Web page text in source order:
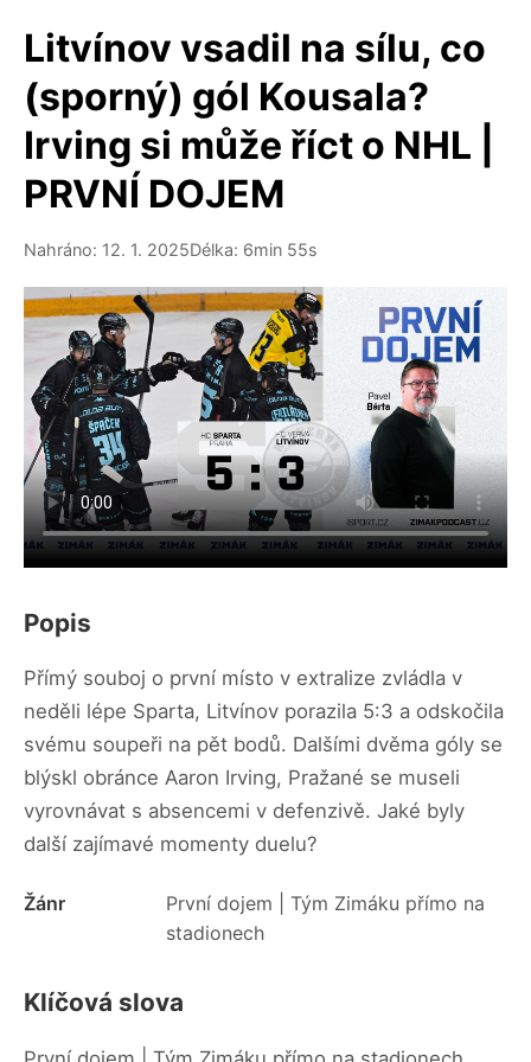
Litvínov vsadil na sílu, co
(sporný) gól Kousala?
Irving si může říct o NHL |
PRVNÍ DOJEM
Nahráno: 12. 1. 2025Délka: 6min 55s
Popis
Přímý souboj o první místo v extralize zvládla v
neděli lépe Sparta, Litvínov porazila 5:3 a odskočila
svému soupeři na pět bodů. Dalšími dvěma góly se
blýskl obránce Aaron Irving, Pražané se museli
vyrovnávat s absencemi v defenzivě. Jaké byly
další zajímavé momenty duelu?
Žánr
První dojem | Tým Zimáku přímo na
stadionech
Klíčová slova